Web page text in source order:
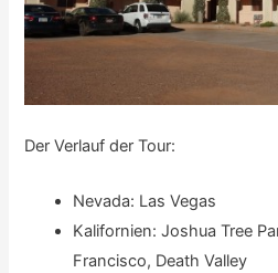
Der Verlauf der Tour:
Nevada: Las Vegas
Kalifornien: Joshua Tree
Francisco, Death Valley